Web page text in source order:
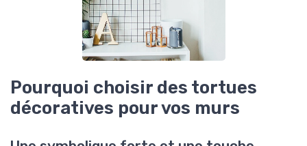
Pourquoi choisir des tortues
décoratives pour vos murs